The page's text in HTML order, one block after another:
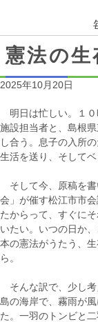
憲法の生
2025年10月20日
明日は忙しい。１０
施設担当者と、島根
し合う。息子の入所
生活を送り、そして
そして今、原稿を書
会」が催す松江市市
たからって、すぐに
いたい。いつの日か
本の憲法がうたう、
ら。
そんな訳で、少し考
島の海岸で、霧雨が
た。一羽のトンビと